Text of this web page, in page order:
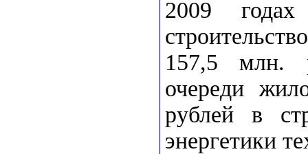
2009
157,5 млн.
очереди
рублей в
энергетики